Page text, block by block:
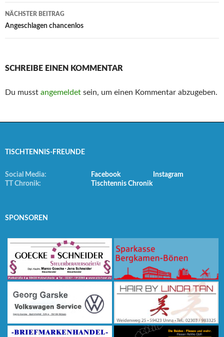
NÄCHSTER BEITRAG
Angeschlagen chancenlos
SCHREIBE EINEN KOMMENTAR
Du musst angemeldet sein, um einen Kommentar abzugeben.
TISCHTENNIS-FREUNDE
Social Media: Facebook
Instagram
TT Chronik:
Tischtennis Chronik
SPONSOREN